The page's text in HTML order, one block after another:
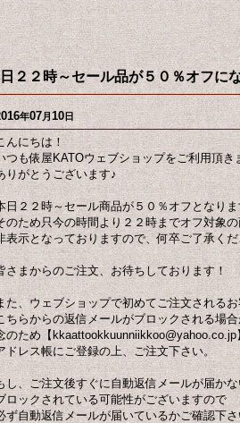
２２時～セール品が５０％オフに
年07月10日
んにちは！
つも俵屋KATOウェブショップをご利用頂き
りがとうございます♪
日２２時～セール商品が５０％オフとなりま
のため只今の時間より２２時までオフ対象
表示となっておりますので、何卒ご了承くだ
さまからのご注文、お待ちしております！
た、ウェブショップで初めてご注文される
ちらからの返信メールがブロックされる場合
のため【
ドレス帳にご登録の上、ご注文下さい。
し、ご注文後すぐに自動返信メールが届かな
ロックされている可能性がございますので
ず自動返信メールが届いているかご確認下